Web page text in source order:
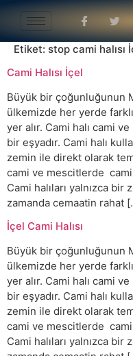
Etiket: stop cami halısı
Cami Halısı İçel
Büyük bir çoğunluğunun
ülkemizde her yerde
yer alır. Cami halı cami
bir eşyadır. Cami halı
zemin ile direkt olarak
cami ve mescitlerde cami
Cami halıları yalnızca
zamanda cemaatin rahat
İçel Cami Halısı
Büyük bir çoğunluğunun
ülkemizde her yerde
yer alır. Cami halı cami
bir eşyadır. Cami halı
zemin ile direkt olarak
cami ve mescitlerde cami
Cami halıları yalnızca